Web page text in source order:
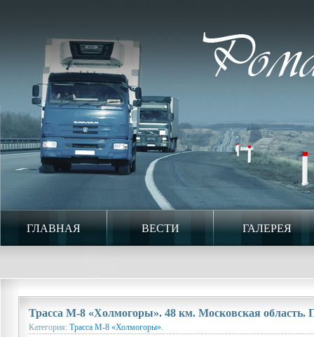
ГЛАВНАЯ ВЕСТИ ГАЛЕРЕЯ
Трасса М-8 «Холмогоры». 48 км. Московская
Категория: Трасса М-8 «Холмогоры».